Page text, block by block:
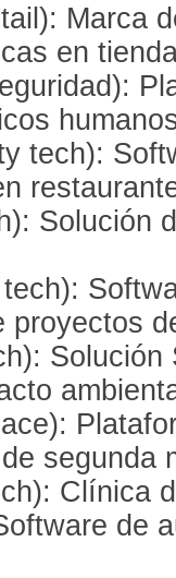
Marca
en
tech):
Solución
proyectos
segunda
Clínica
de